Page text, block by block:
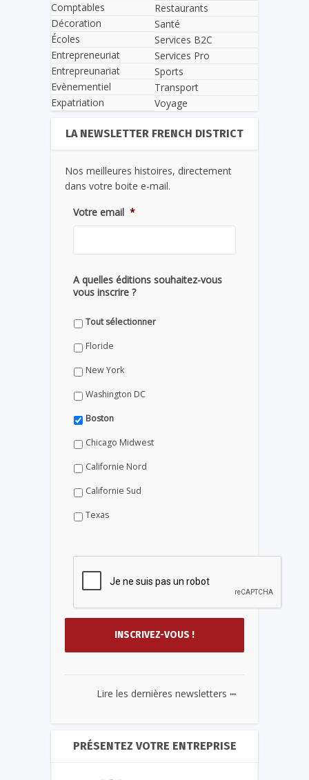
Comptables
Décoration
Écoles
Entrepreneuriat
Entrepreunariat
Evènementiel
Expatriation
Restaurants
Santé
Services B2C
Services Pro
Sports
Transport
Voyage
LA NEWSLETTER FRENCH DISTRICT
Nos meilleures histoires, directement
dans votre boite e-mail.
Votre email *
A quelles éditions souhaitez-vous
vous inscrire ?
Tout sélectionner
Floride
New York
Washington DC
Boston
Chicago Midwest
Californie Nord
Californie Sud
Texas
Lire les dernières newsletters ...
PRÉSENTEZ VOTRE ENTREPRISE